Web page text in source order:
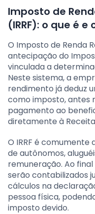
Imposto de
(IRRF): o que é
O Imposto de Renda
antecipação do
vinculada a
Neste sistema, a
rendimento já deduz
como imposto, antes
pagamento ao
diretamente à
O IRRF é comumente
de autônomos,
remuneração. Ao
serão contabilizados
cálculos na
pessoa física,
imposto devido.